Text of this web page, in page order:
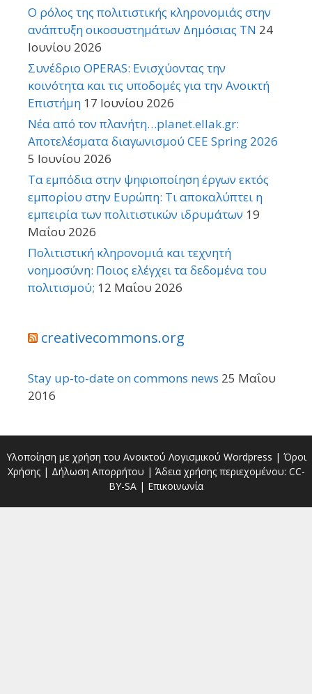
Ο ρόλος της πολιτιστικής κληρονομιάς στην
ανάπτυξη οικοσυστημάτων Δημόσιας TN 24
Ιουνίου 2026
Συνέδριο OPERAS: Ενισχύοντας την
κοινότητα και τις υποδομές για την Ανοικτή
Επιστήμη 17 Ιουνίου 2026
Νέα από τον πλανήτη…planet.ellak.gr:
Αποτελέσματα διαγωνισμού CEE Spring 2026
5 Ιουνίου 2026
Τα εμπόδια στην ψηφιοποίηση έργων εκτός
εμπορίου στην Ευρώπη: Τι αποκαλύπτει η
εμπειρία των πολιτιστικών ιδρυμάτων 19
Μαΐου 2026
Πολιτιστική κληρονομιά και τεχνητή
νοημοσύνη: Ποιος ελέγχει τα δεδομένα του
πολιτισμού; 12 Μαΐου 2026
creativecommons.org
Stay up-to-date on commons news 25 Μαΐου
2016
Υλοποίηση με χρήση του Ανοικτού Λογισμικού Wordpress | Όροι
Χρήσης| Δήλωση Απορρήτου | Άδεια χρήσης περιεχομένου: CC-
BY-SA | Επικοινωνία